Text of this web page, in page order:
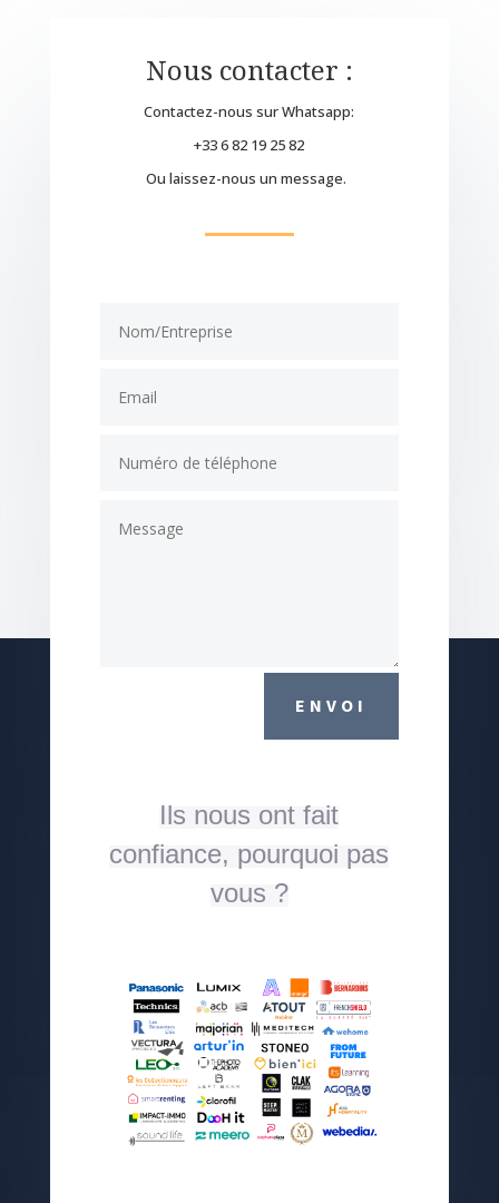
Nous contacter :
Contactez-nous sur Whatsapp:
+33 6 82 19 25 82
Ou laissez-nous un message.
ENVOI
Ils nous ont fait
confiance, pourquoi pas
vous ?